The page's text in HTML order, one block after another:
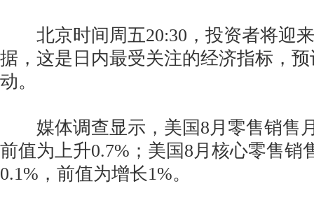
北京时间周五20:30，投资者将迎
据，这是日内最受关注的经济指标，
动。
媒体调查显示，美国8月零售销售
前值为上升0.7%；美国8月核心零售销
0.1%，前值为增长1%。